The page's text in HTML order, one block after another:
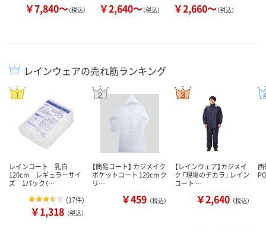
￥7,840～（税込） ￥2,640～（税込） ￥2,660～（税込）
レインウェアの売れ筋ランキング
レインコート 乳白
120cm レギュラーサイ
ズ 1パック（…
(17件)
￥1,318 （税込）
【簡易コート】 カジメイク
ポケットコート 120cm ク
リ…
￥459 （税込）
【レインウェア】カジメイ
ク 「現場のチカラ」 レイン
コート …
￥2,640 （税込）
西